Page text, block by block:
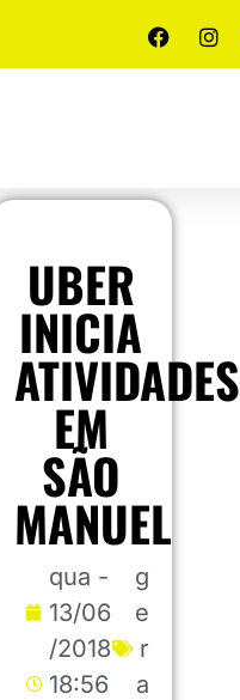
UBER
INICIA
ATIVIDADES
EM
SÃO
MANUEL
qua -
13/06
/2018
18:56
g
e
r
a